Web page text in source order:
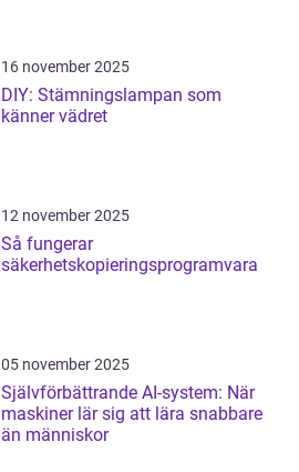
16 november 2025
DIY: Stämningslampan som
känner vädret
12 november 2025
Så fungerar
säkerhetskopieringsprogramvara
05 november 2025
Självförbättrande AI-system: När
maskiner lär sig att lära snabbare
än människor